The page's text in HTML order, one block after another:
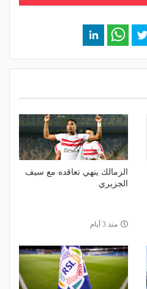
الزمالك ينهي تعاقده مع سيف
الجزيري
منذ 3 أيام